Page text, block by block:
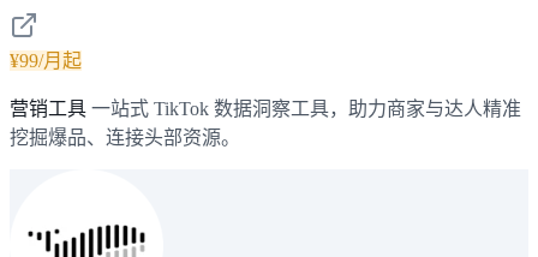
¥99/月起
营销工具 一站式 TikTok 数据洞察工具，助力商家与达人精准
挖掘爆品、连接头部资源。